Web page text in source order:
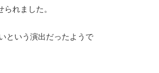
れました。
という演出だったようで